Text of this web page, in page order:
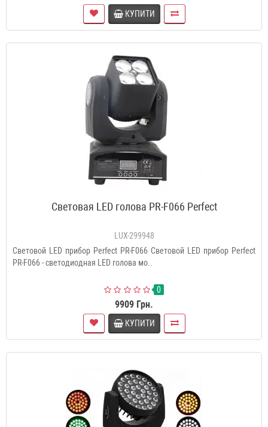
КУПИТИ
Световая LED голова PR-F066 Perfect
LUX-299948
Световой LED прибор Perfect PR-F066 Световой LED прибор Perfect
PR-F066 - светодиодная LED голова мо..
0
9909 Грн.
КУПИТИ